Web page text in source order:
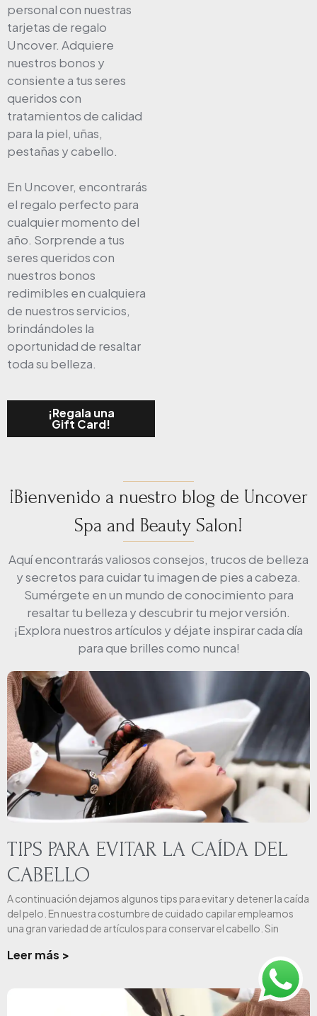
personal con nuestras
tarjetas de regalo
Uncover. Adquiere
nuestros bonos y
consiente a tus seres
queridos con
tratamientos de calidad
para la piel, uñas,
pestañas y cabello.
En Uncover, encontrarás
el regalo perfecto para
cualquier momento del
año. Sorprende a tus
seres queridos con
nuestros bonos
redimibles en cualquiera
de nuestros servicios,
brindándoles la
oportunidad de resaltar
toda su belleza.
¡Regala una
Gift Card!
¡Bienvenido a nuestro blog de Uncover
Spa and Beauty Salon!
Aquí encontrarás valiosos consejos, trucos de belleza
y secretos para cuidar tu imagen de pies a cabeza.
Sumérgete en un mundo de conocimiento para
resaltar tu belleza y descubrir tu mejor versión.
¡Explora nuestros artículos y déjate inspirar cada día
para que brilles como nunca!
TIPS PARA EVITAR LA CAÍDA DEL
CABELLO
A continuación dejamos algunos tips para evitar y detener la caída
del pelo. En nuestra costumbre de cuidado capilar empleamos
una gran variedad de artículos para conservar el cabello. Sin
Leer más >